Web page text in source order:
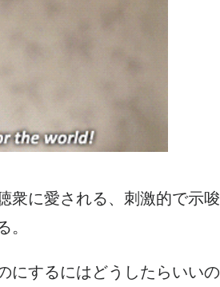
衆に愛される、刺激的で示唆
にするにはどうしたらいいの